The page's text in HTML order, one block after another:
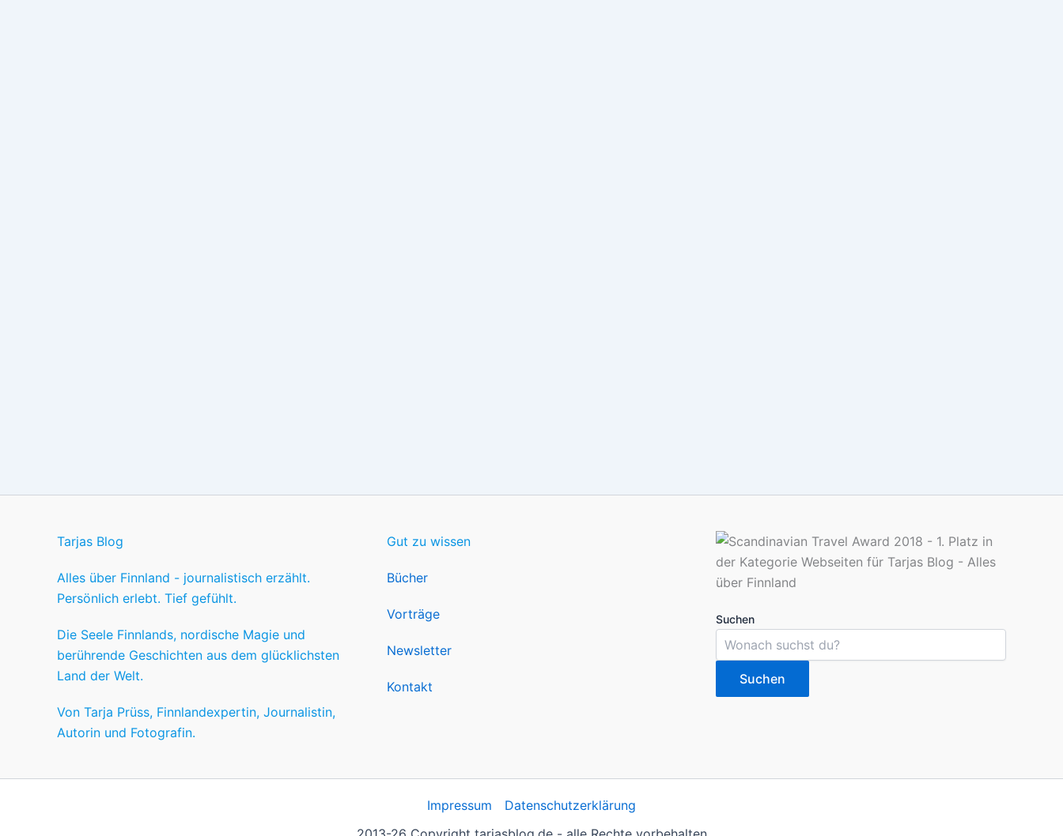
Tarjas Blog
Alles über Finnland - journalistisch erzählt.
Persönlich erlebt. Tief gefühlt.
Die Seele Finnlands, nordische Magie und
berührende Geschichten aus dem glücklichsten
Land der Welt.
Von Tarja Prüss, Finnlandexpertin, Journalistin,
Autorin und Fotografin.
Gut zu wissen
Bücher
Vorträge
Newsletter
Kontakt
Suchen
Suchen
Impressum
Datenschutzerklärung